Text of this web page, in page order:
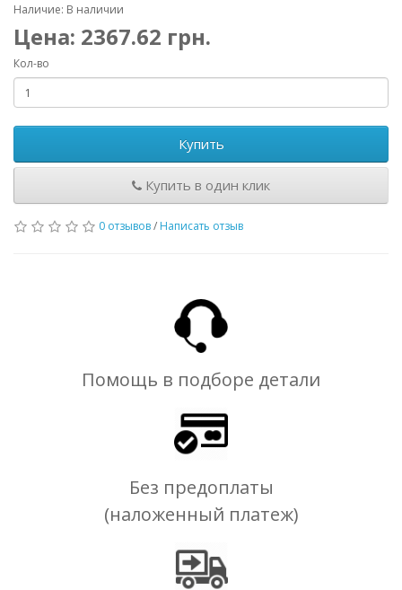
Наличие: В наличии
Цена: 2367.62 грн.
Кол-во
Купить
Купить в один клик
0 отзывов/ Написать отзыв
Помощь в подборе детали
Без предоплаты
(наложенный платеж)